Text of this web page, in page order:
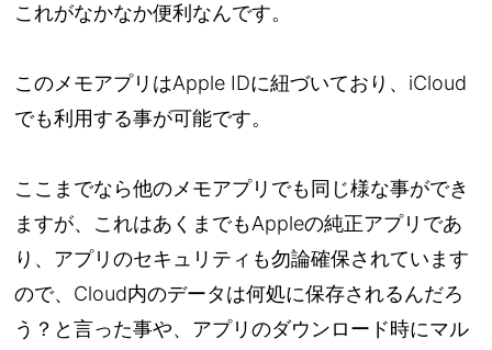
これがなかなか便利なんです。
このメモアプリはApple IDに紐づいており、iCloud
でも利用する事が可能です。
ここまでなら他のメモアプリでも同じ様な事ができ
ますが、これはあくまでもAppleの純正アプリであ
り、アプリのセキュリティも勿論確保されています
ので、Cloud内のデータは何処に保存されるんだろ
う？と言った事や、アプリのダウンロード時にマル